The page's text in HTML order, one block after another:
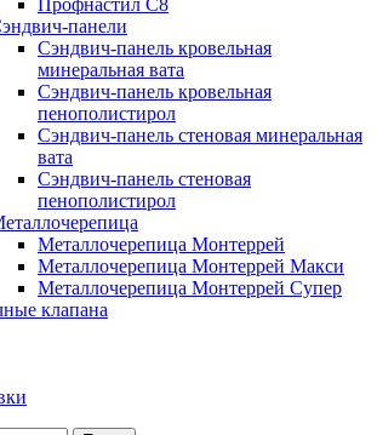
Профнастил С8
панели
Сэндвич-панель кровельная
минеральная вата
Сэндвич-панель кровельная
пенополистирол
Сэндвич-панель стеновая минеральная
вата
Сэндвич-панель стеновая
пенополистирол
Металлочерепица Монтеррей
Металлочерепица Монтеррей Макси
Металлочерепица Монтеррей Супер
клапана